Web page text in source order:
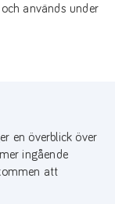
används under
en överblick över
ingående
att